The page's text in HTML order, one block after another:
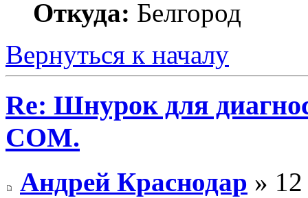
Откуда: Белгород
Вернуться к началу
Re: Шнурок для
COM.
Андрей Краснодар »